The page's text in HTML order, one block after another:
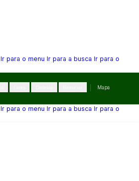
Ir para o menu Ir para a busca Ir para o
Mapa
Ir para o menu Ir para a busca Ir para o